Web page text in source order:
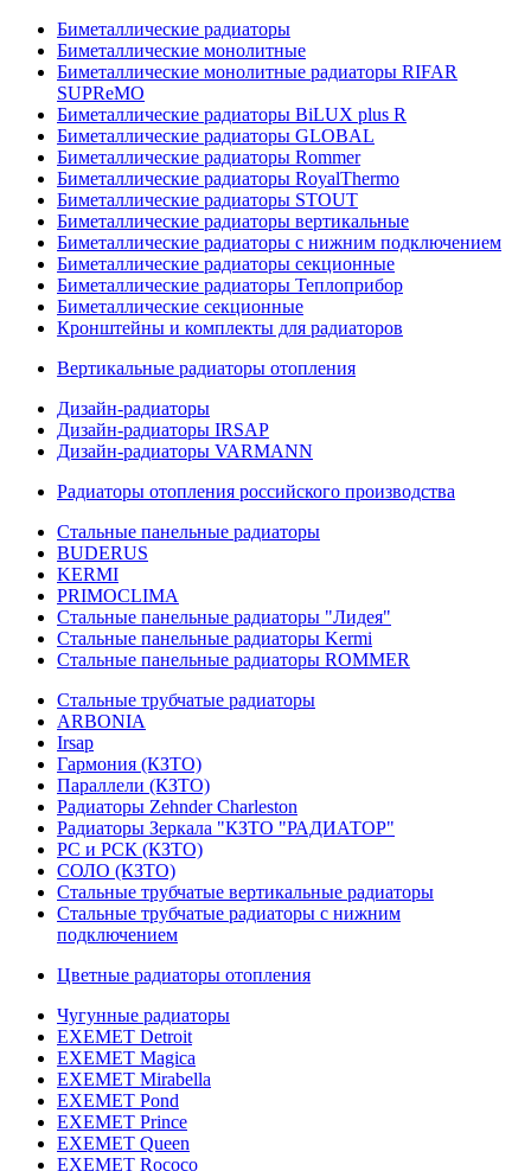
Биметаллические радиаторы
Биметаллические монолитные
Биметаллические монолитные радиаторы RIFAR
SUPReMO
Биметаллические радиаторы BiLUX plus R
Биметаллические радиаторы GLOBAL
Биметаллические радиаторы Rommer
Биметаллические радиаторы RoyalThermo
Биметаллические радиаторы STOUT
Биметаллические радиаторы вертикальные
Биметаллические радиаторы с нижним подключением
Биметаллические радиаторы секционные
Биметаллические радиаторы Теплоприбор
Биметаллические секционные
Кронштейны и комплекты для радиаторов
Вертикальные радиаторы отопления
Дизайн-радиаторы
Дизайн-радиаторы IRSAP
Дизайн-радиаторы VARMANN
Радиаторы отопления российского производства
Стальные панельные радиаторы
BUDERUS
KERMI
PRIMOCLIMA
Стальные панельные радиаторы "Лидея"
Стальные панельные радиаторы Kermi
Стальные панельные радиаторы ROMMER
Стальные трубчатые радиаторы
ARBONIA
Irsap
Гармония (КЗТО)
Параллели (КЗТО)
Радиаторы Zehnder Charleston
Радиаторы Зеркала "КЗТО "РАДИАТОР"
РС и РСК (КЗТО)
СОЛО (КЗТО)
Стальные трубчатые вертикальные радиаторы
Стальные трубчатые радиаторы с нижним
подключением
Цветные радиаторы отопления
Чугунные радиаторы
EXEMET Detroit
EXEMET Magica
EXEMET Mirabella
EXEMET Pond
EXEMET Prince
EXEMET Queen
EXEMET Rococo